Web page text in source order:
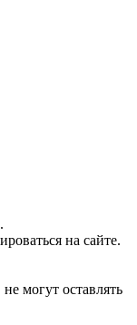
на сайте.
не могут оставлять